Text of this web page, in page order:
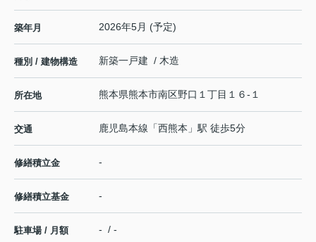
築年月 2026年5月 (予定)
種別 / 建物構造 新築一戸建 / 木造
所在地 熊本県熊本市南区野口 １丁目１６-１
交通 鹿児島本線 「西熊本 」駅 徒歩5分
修繕積立金 -
修繕積立基金 -
駐車場 / 月額 - / -